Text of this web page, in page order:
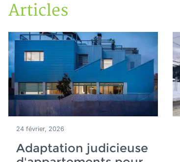
Accueil
Articles
Articles
24 février, 2026
Adaptation judicieuse